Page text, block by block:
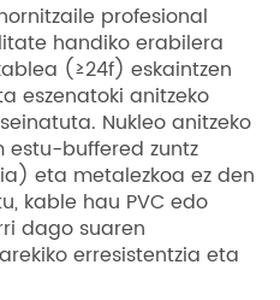
profesional
handiko erabilera
(≥24f) eskaintzen
eszenatoki anitzeko
Nukleo anitzeko
buffered zuntz
eta metalezkoa ez den
kable hau PVC edo
dago suaren
erresistentzia eta